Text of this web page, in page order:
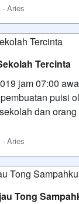
Aries
Tercinta
jam 07:00
puisi
dan
Aries
Tong